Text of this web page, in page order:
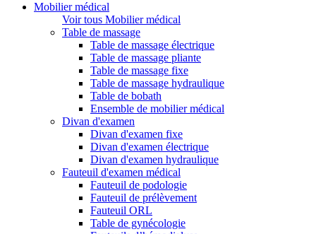
Mobilier médical
Voir tous Mobilier médical
Table de massage
Table de massage électrique
Table de massage pliante
Table de massage fixe
Table de massage hydraulique
Table de bobath
Ensemble de mobilier médical
Divan d'examen
Divan d'examen fixe
Divan d'examen électrique
Divan d'examen hydraulique
Fauteuil d'examen médical
Fauteuil de podologie
Fauteuil de prélèvement
Fauteuil ORL
Table de gynécologie